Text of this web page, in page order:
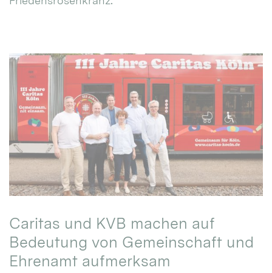
Caritas und KVB machen auf
Bedeutung von Gemeinschaft und
Ehrenamt aufmerksam